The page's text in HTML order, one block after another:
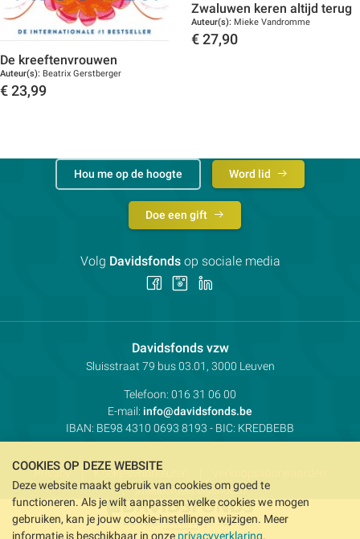
De kreeftenvrouwen
Auteur(s): Beatrix Gerstberger
€ 23,99
Zwaluwen keren altijd terug
Auteur(s): Mieke Vandromme
€ 27,90
Davidsfonds vzwContactpersoon:
Adres:
Sluisstraat 79 bus 03.01, 3000 Leuven
Telefoon: 016 31 06 00
E-mail: info@davidsfonds.be
IBAN: BE98 4310 0693 8193 - BIC: KREDBEBB
Privacy Koekjesvoorkeuren
Intellectueel eigendom
Hou me op de hoogte Word lid
Doe een gift
Volg Davidsfondsop sociale media
Volg Volg
COOKIES OP DEZE WEBSITE
Deze website maakt gebruik van cookies om goed te
functioneren. Als je wilt aanpassen welke cookies we mogen
gebruiken, kan je jouw cookie-instellingen wijzigen. Meer
informatie is beschikbaar in onze privacyverklaring.